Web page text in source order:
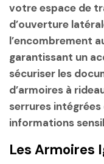
votre espace de
d’ouverture
l’encombrement
garantissant un
sécuriser les
d’armoires à
serrures
informations
Les Armoires